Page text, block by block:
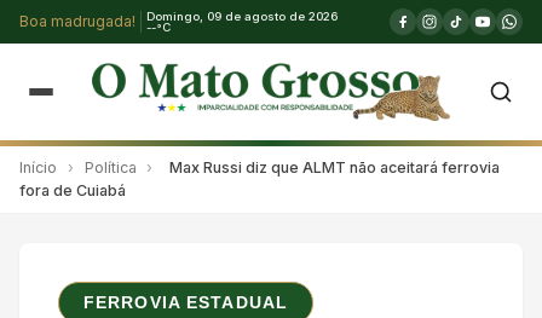
Boa madrugada!
Domingo, 09 de agosto de 2026
--°C
Início › Política ›
Max Russi diz que ALMT não aceitará ferrovia
fora de Cuiabá
FERROVIA ESTADUAL